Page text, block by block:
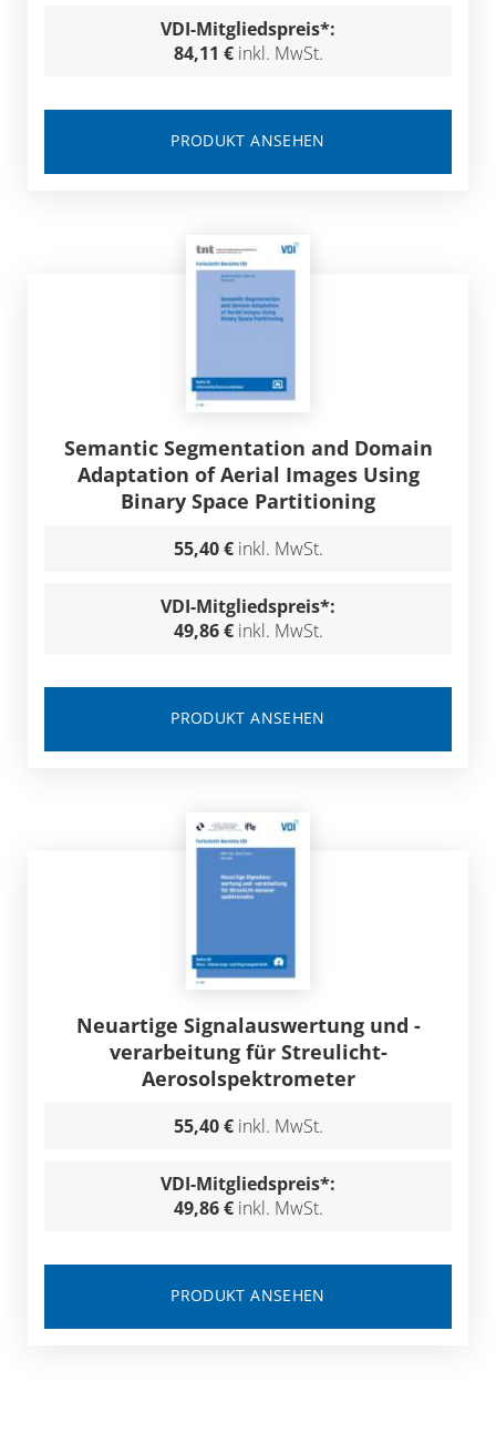
VDI-Mitgliedspreis*:
84,11 € inkl. MwSt.
PRODUKT ANSEHEN
Semantic Segmentation and Domain
Adaptation of Aerial Images Using
Binary Space Partitioning
55,40 € inkl. MwSt.
VDI-Mitgliedspreis*:
49,86 € inkl. MwSt.
PRODUKT ANSEHEN
Neuartige Signalauswertung und -
verarbeitung für Streulicht-
Aerosolspektrometer
55,40 € inkl. MwSt.
VDI-Mitgliedspreis*:
49,86 € inkl. MwSt.
PRODUKT ANSEHEN